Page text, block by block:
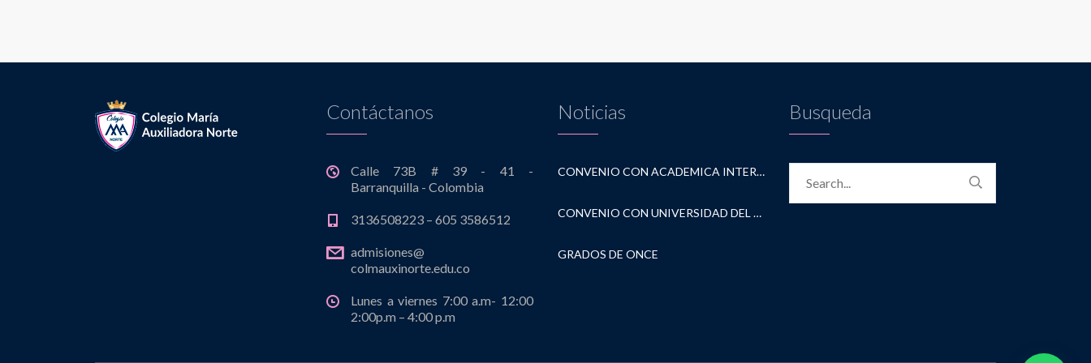
Contáctanos
Calle 73B # 39 - 41 -
Barranquilla - Colombia
3136508223 – 605 3586512
admisiones@
colmauxinorte.edu.co
Lunes a viernes 7:00 a.m- 12:00
2:00p.m – 4:00 p.m
Noticias
CONVENIO CON ACADEMICA INTERNATIONAL STUDIES
CONVENIO CON UNIVERSIDAD DEL NORTE
GRADOS DE ONCE
Busqueda